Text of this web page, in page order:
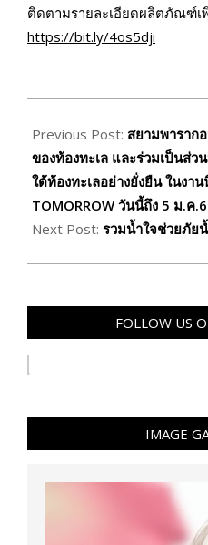
ติดตามรายละเอียดผลิตภัณฑ์เ
https://bit.ly/4os5dji
12-
09
Previous Post: สยามพาราก
ของท้องทะเล และร่วมเป็นส่
ใต้ท้องทะเลอย่างยั่งยืน ในงา
TOMORROW วันนี้ถึง 5 ม.ค
Next Post: รวมน้ำใจช่วยภัย
FOLLOW US
IMAGE